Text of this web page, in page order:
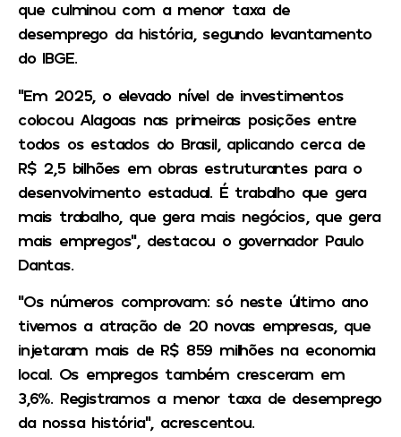
que culminou com a menor taxa de
desemprego da história, segundo levantamento
do IBGE.
“Em 2025, o elevado nível de investimentos
colocou Alagoas nas primeiras posições entre
todos os estados do Brasil, aplicando cerca de
R$ 2,5 bilhões em obras estruturantes para o
desenvolvimento estadual. É trabalho que gera
mais trabalho, que gera mais negócios, que gera
mais empregos”, destacou o governador Paulo
Dantas.
“Os números comprovam: só neste último ano
tivemos a atração de 20 novas empresas, que
injetaram mais de R$ 859 milhões na economia
local. Os empregos também cresceram em
3,6%. Registramos a menor taxa de desemprego
da nossa história”, acrescentou.